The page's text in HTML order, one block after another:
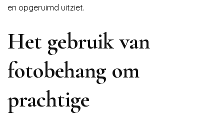
en opgeruimd uitziet.
Het gebruik van
fotobehang om
prachtige